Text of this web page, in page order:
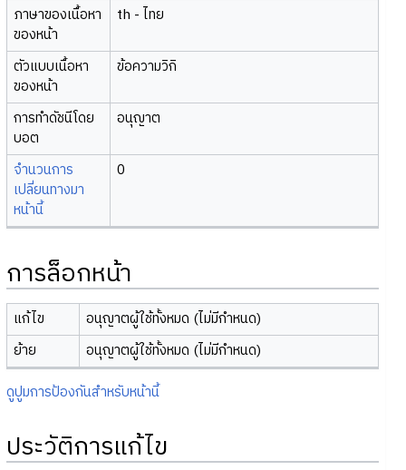
ภาษาของเนื้อหา
ของหน้า
th - ไทย
ตัวแบบเนื้อหา
ของหน้า
ข้อความวิกิ
การทำดัชนีโดย
บอต
อนุญาต
จำนวนการ
เปลี่ยนทางมา
หน้านี้
0
การล็อกหน้า
แก้ไข
อนุญาตผู้ใช้ทั้งหมด (ไม่มีกำหนด)
ย้าย
อนุญาตผู้ใช้ทั้งหมด (ไม่มีกำหนด)
ดูปูมการป้องกันสำหรับหน้านี้
ประวัติการแก้ไข